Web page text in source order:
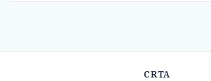
CRTA